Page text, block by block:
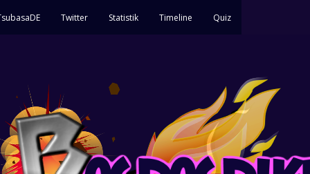
Twitter Statistik Timeline Quiz